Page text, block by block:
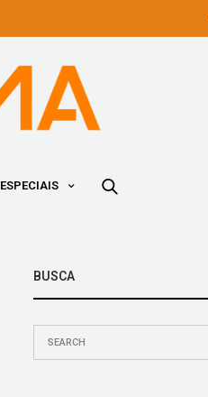
ESPECIAIS
BUSCA